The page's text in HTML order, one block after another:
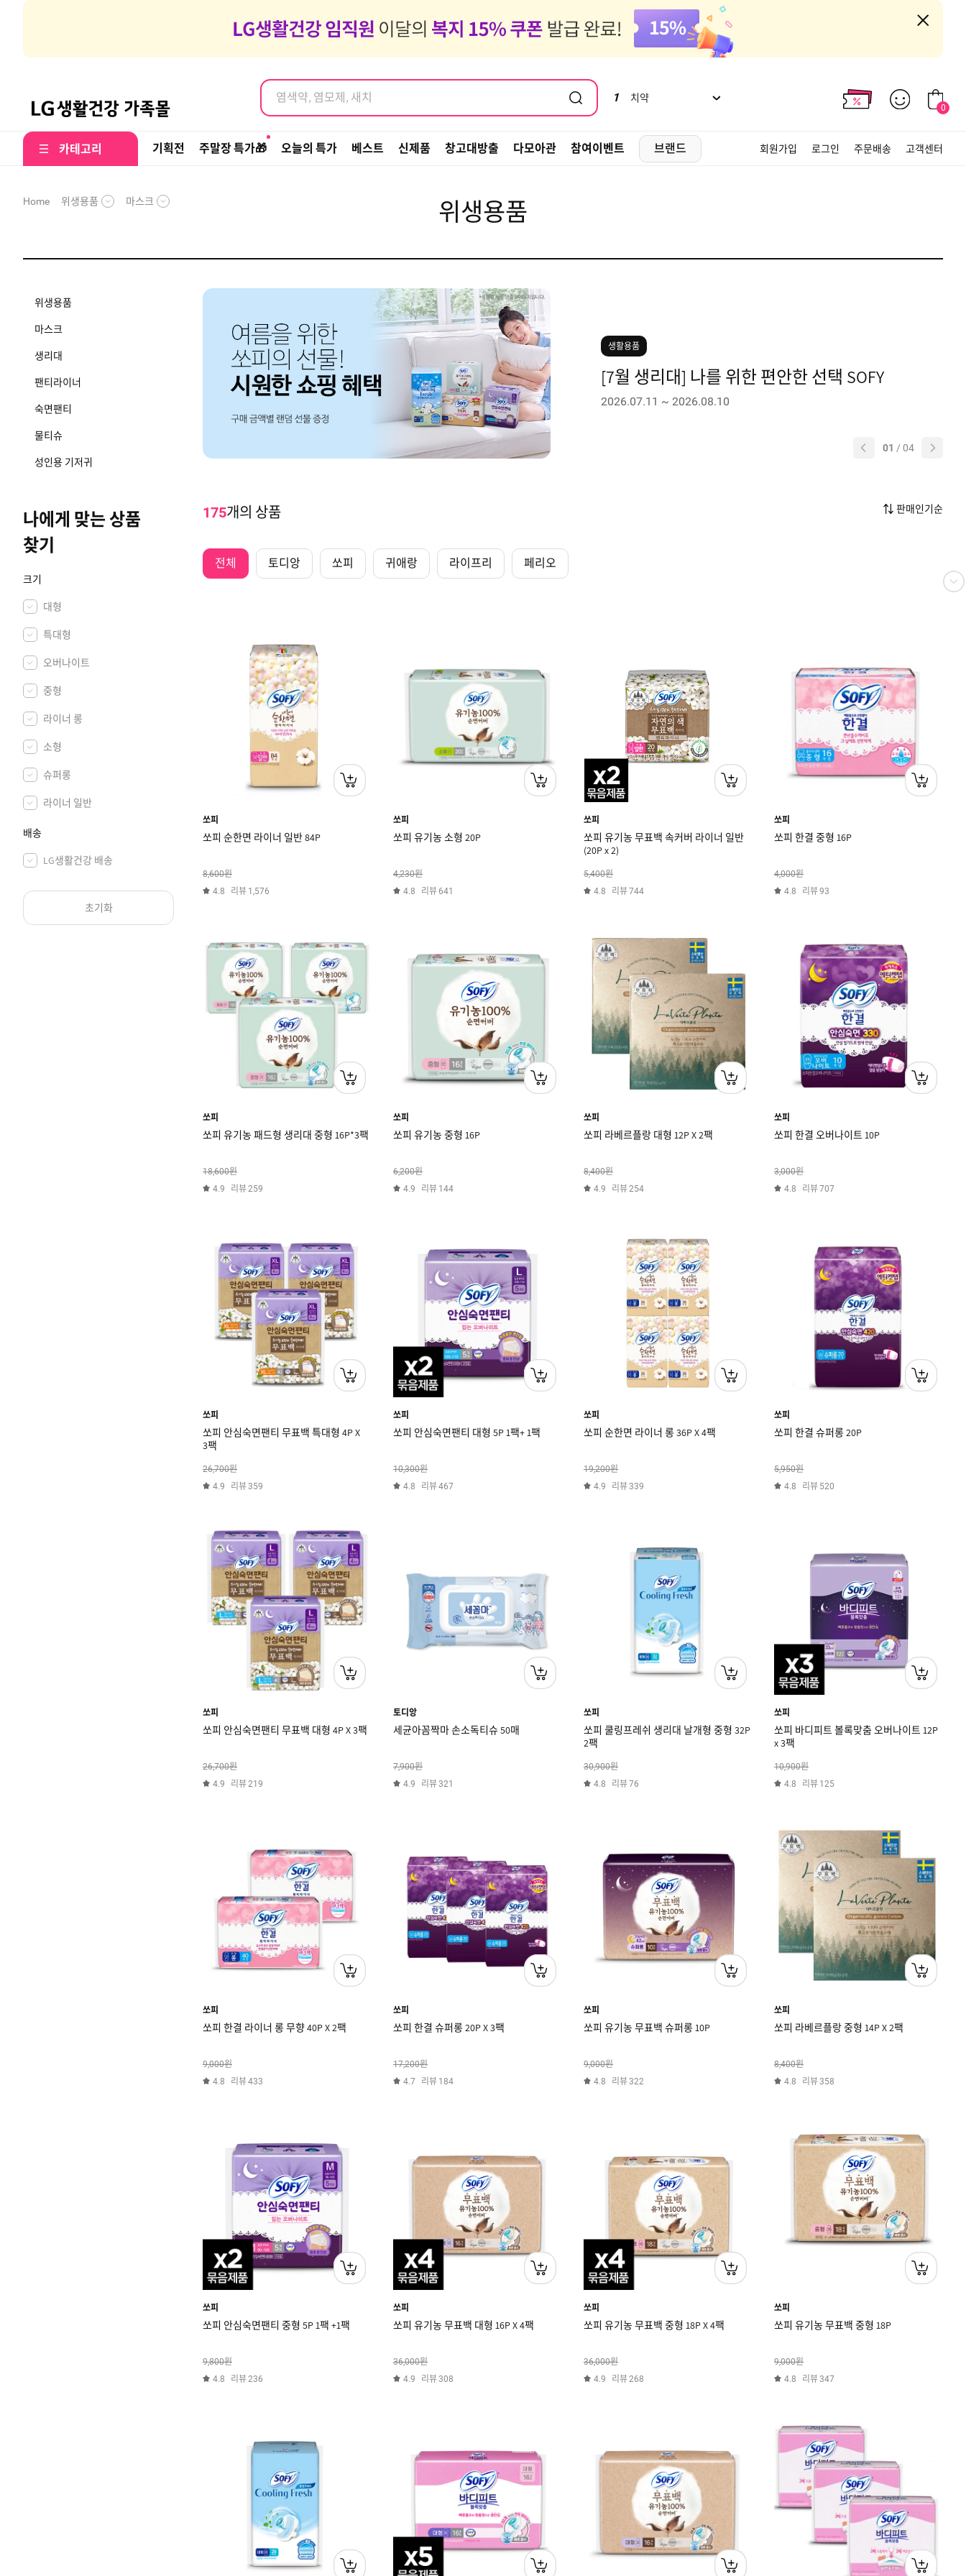
염색약, 염모제, 새치
염색약, 염모제, 새치 1 치약
0
카테고리 기획전 주말장 특가🎁 오늘의 특가 베스트 신제품 창고대방출 다모아관 참여이벤트 브랜드 회원가입 로그인 주문배송 고객센터
Home 위생용품 마스크 위생용품
위생용품
마스크
생리대
팬티라이너
숙면팬티
물티슈
성인용 기저귀
나에게 맞는 상품
찾기
크기
대형
특대형
오버나이트
중형
라이너 롱
소형
슈퍼롱
라이너 일반
배송
LG생활건강 배송
초기화
금 더 채워야한다면,
생활용품
[7월 생리대] 나를 위한 편안한 선택 SOFY
2026.07.11 ~ 2026.08.10
01 / 04
175개의 상품 판매인기순
전체 토디앙 쏘피 귀애랑 라이프리 페리오
쏘피
쏘피 순한면 라이너 일반 84P
8,600원
4.8 리뷰 1,576
쏘피
쏘피 유기농 소형 20P
4,230원
4.8 리뷰641
쏘피
쏘피 유기농 무표백 속커버 라이너 일반
(20P x 2)
5,400원
4.8 리뷰744
쏘피
쏘피 한결 중형 16P
4,000원
4.8 리뷰93
쏘피
쏘피 유기농 패드형 생리대 중형 16P*3팩
18,600원
4.9 리뷰259
쏘피
쏘피 유기농 중형 16P
6,200원
4.9 리뷰 144
쏘피
쏘피 라베르플랑 대형 12P X 2팩
8,400원
4.9 리뷰254
쏘피
쏘피 한결 오버나이트 10P
3,000원
4.8 리뷰707
쏘피
쏘피 안심숙면팬티 무표백 특대형 4P X
3팩
26,700원
4.9 리뷰359
쏘피
쏘피 안심숙면팬티 대형 5P 1팩+ 1팩
10,300원
4.8 리뷰467
쏘피
쏘피 순한면 라이너 롱 36P X 4팩
19,200원
4.9 리뷰339
쏘피
쏘피 한결 슈퍼롱 20P
5,950원
4.8 리뷰 520
쏘피
쏘피 안심숙면팬티 무표백 대형 4P X 3팩
26,700원
4.9 리뷰219
토디앙
세균아꼼짝마 손소독티슈 50매
7,900원
4.9 리뷰321
쏘피
쏘피 쿨링프레쉬 생리대 날개형 중형 32P
2팩
30,900원
4.8 리뷰76
쏘피
쏘피 바디피트 볼록맞춤 오버나이트 12P
x 3팩
10,900원
4.8 리뷰 125
쏘피
쏘피 한결 라이너 롱 무향 40P X 2팩
9,000원
4.8 리뷰433
쏘피
쏘피 한결 슈퍼롱 20P X 3팩
17,200원
4.7 리뷰 184
쏘피
쏘피 유기농 무표백 슈퍼롱 10P
9,000원
4.8 리뷰322
쏘피
쏘피 라베르플랑 중형 14P X 2팩
8,400원
4.8 리뷰358
쏘피
쏘피 안심숙면팬티 중형 5P 1팩 +1팩
9,800원
4.8 리뷰236
쏘피
쏘피 유기농 무표백 대형 16P X 4팩
36,000원
4.9 리뷰308
쏘피
쏘피 유기농 무표백 중형 18P X 4팩
36,000원
4.9 리뷰268
쏘피
쏘피 유기농 무표백 중형 18P
9,000원
4.8 리뷰347